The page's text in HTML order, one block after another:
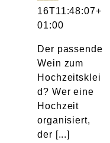
16T11:48:07+
01:00
Der passende
Wein zum
Hochzeitsklei
d? Wer eine
Hochzeit
organisiert,
der [...]